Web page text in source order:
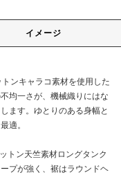
イメージ
ンキャラコ素材を使用した
均一さが、機械織りにはな
ます。ゆとりのある身幅と
適。
トン天竺素材ロングタンク
プが強く、裾はラウンドヘ